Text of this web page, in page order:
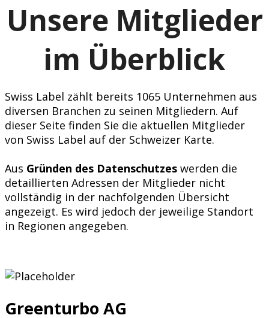
Unsere Mitglieder
im Überblick
Swiss Label zählt bereits 1065 Unternehmen aus
diversen Branchen zu seinen Mitgliedern. Auf
dieser Seite finden Sie die aktuellen Mitglieder
von Swiss Label auf der Schweizer Karte.
Aus Gründen des Datenschutzes werden die
detaillierten Adressen der Mitglieder nicht
vollständig in der nachfolgenden Übersicht
angezeigt. Es wird jedoch der jeweilige Standort
in Regionen angegeben.
Greenturbo AG